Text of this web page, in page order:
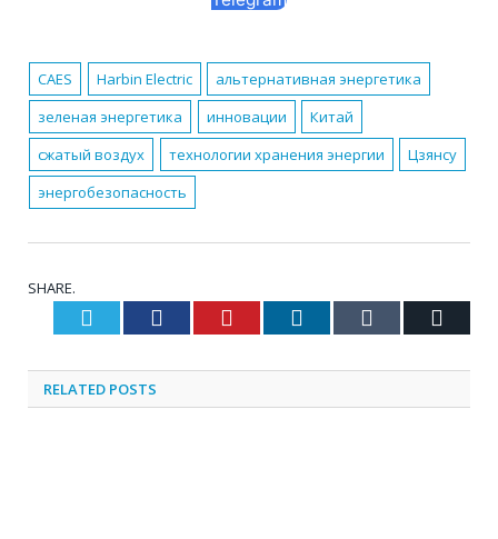
CAES Harbin Electric
альтернативная энергетика
зеленая энергетика
инновации
Китай
сжатый воздух
технологии хранения энергии
Цзянсу
энергобезопасность
SHARE.
Twitter Facebook Pinterest LinkedIn Tumblr
RELATED POSTS